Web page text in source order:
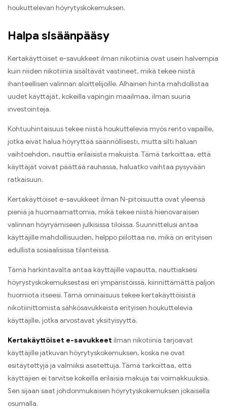
houkuttelevan höyrytyskokemuksen.
Halpa sisäänpääsy
Kertakäyttöiset e-savukkeet ilman nikotiinia ovat usein halvempia
kuin niiden nikotiinia sisältävät vastineet, mikä tekee niistä
ihanteellisen valinnan aloittelijoille. Alhainen hinta mahdollistaa
uudet käyttäjät, kokeilla vapingin maailmaa, ilman suuria
investointeja.
Kohtuuhintaisuus tekee niistä houkuttelevia myös rento vapaille,
jotka eivät halua höyryttää säännöllisesti, mutta silti haluan
vaihtoehdon, nauttia erilaisista makuista. Tämä tarkoittaa, että
käyttäjät voivat päättää rauhassa, haluatko vaihtaa pysyvään
ratkaisuun.
Kertakäyttöiset e-savukkeet ilman N-pitoisuutta ovat yleensä
pieniä ja huomaamattomia, mikä tekee niistä hienovaraisen
valinnan höyryämiseen julkisissa tiloissa. Suunnittelusi antaa
käyttäjille mahdollisuuden, helppo piilottaa ne, mikä on erityisen
edullista sosiaalisissa tilanteissa.
Tämä harkintavalta antaa käyttäjille vapautta, nauttiaksesi
höyrystyskokemuksestasi eri ympäristöissä, kiinnittämättä paljon
huomiota itseesi. Tämä ominaisuus tekee kertakäyttöisistä
nikotiinittomista sähkösavukkeista erityisen houkuttelevia
käyttäjille, jotka arvostavat yksityisyyttä.
Kertakäyttöiset e-savukkeet ilman nikotiinia tarjoavat
käyttäjille jatkuvan höyrytyskokemuksen, koska ne ovat
esitäytettyjä ja valmiiksi asetettuja. Tämä tarkoittaa, että
käyttäjien ei tarvitse kokeilla erilaisia ​​makuja tai voimakkuuksia.
Sen sijaan saat johdonmukaisen höyrytyskokemuksen jokaisella
osumalla.